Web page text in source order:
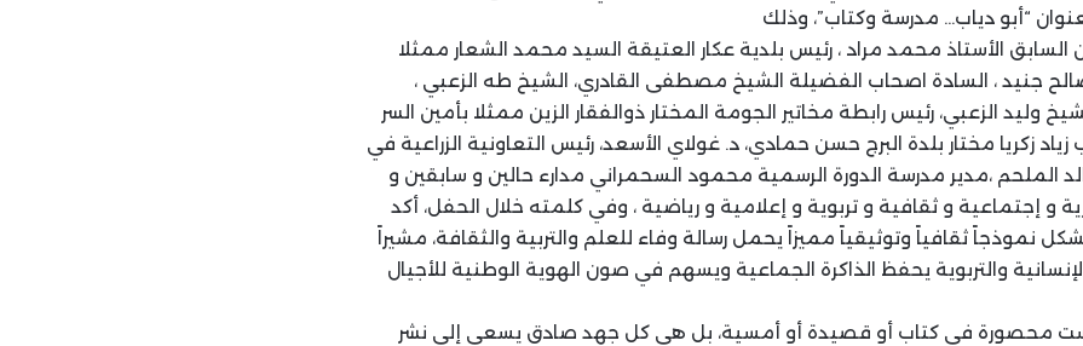
“أبو دياب… مدرسة وكتاب”، وذلك
الأستاذ محمد مراد ، رئيس بلدية عكار العتيقة السيد محمد الشعار ممثلا
صالح جنيد ، السادة اصحاب الفضيلة الشيخ مصطفى القادري، الشيخ طه الزعبي ،
وليد الزعبي، رئيس رابطة مخاتير الجومة المختار ذوالفقار الزين ممثلا بأمين السر
زكريا مختار بلدة البرج حسن حمادي، د. غولاي الأسعد، رئيس التعاونية الزراعية في
الملحم ،مدير مدرسة الدورة الرسمية محمود السحمراني مدارء حالين و سابقين و
و إجتماعية و ثقافية و تربوية و إعلامية و رياضية ، وفي كلمته خلال الحفل، أكد
نموذجاً ثقافياً وتوثيقياً مميزاً يحمل رسالة وفاء للعلم والتربية والثقافة، مشيراً
والتربوية يحفظ الذاكرة الجماعية ويسهم في صون الهوية الوطنية للأجيال
محصورة في كتاب أو قصيدة أو أمسية، بل هي كل جهد صادق يسعى إلى نشر